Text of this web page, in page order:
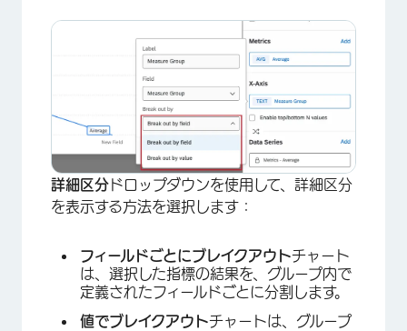
×
詳細区分 ドロップダウンを使用して、詳細区分
を表示する方法を選択します：
フィールドごとにブレイクアウトチャート
は、選択した指標の結果を、グループ内で
定義されたフィールドごとに分割します。
値でブレイクアウトチャートは、グループ